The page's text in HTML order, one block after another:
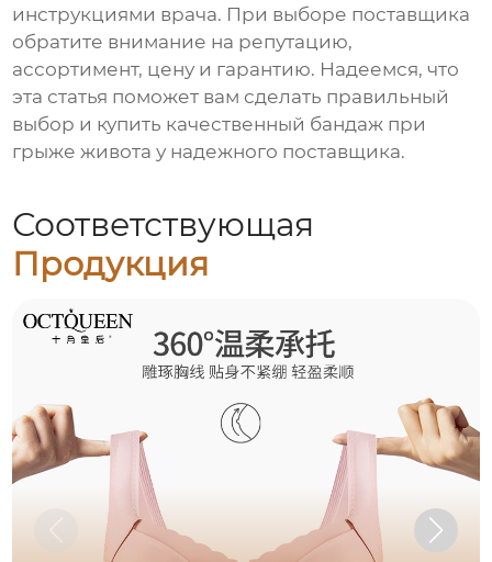
инструкциями врача. При выборе поставщика
обратите внимание на репутацию,
ассортимент, цену и гарантию. Надеемся, что
эта статья поможет вам сделать правильный
выбор и купить качественный бандаж при
грыже живота у надежного поставщика.
Соответствующая
Продукция